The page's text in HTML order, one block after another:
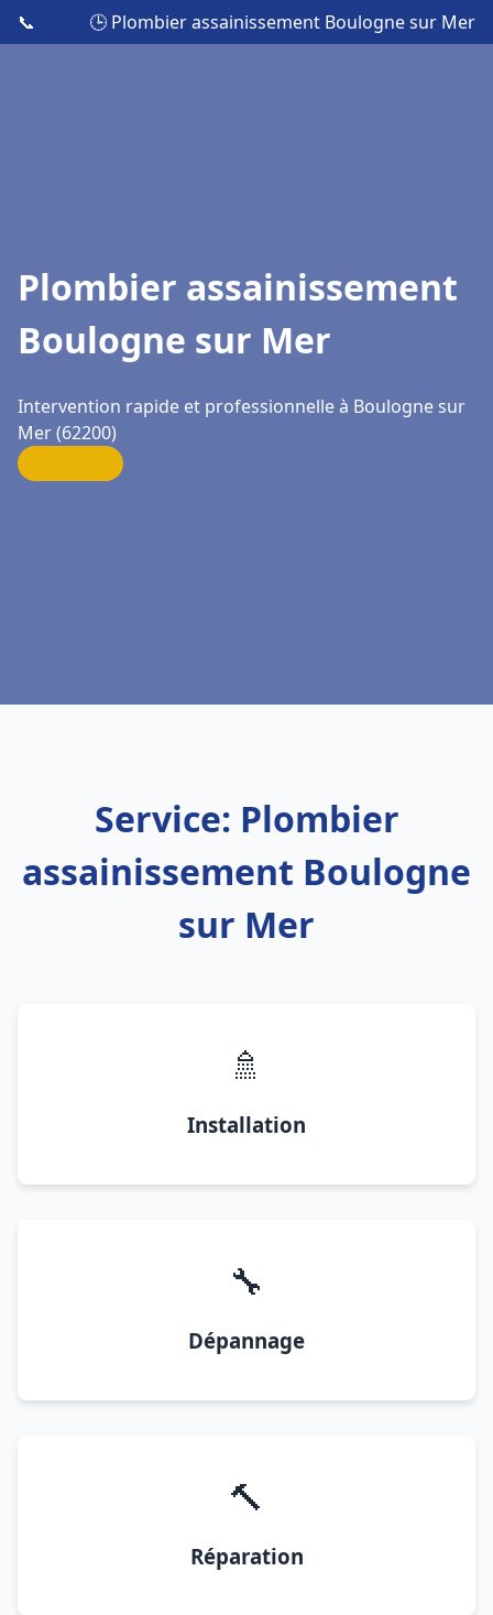
📞 🕒 Plombier assainissement Boulogne sur Mer
Plombier assainissement
Boulogne sur Mer
Intervention rapide et professionnelle à Boulogne sur
Mer (62200)
Service: Plombier
assainissement Boulogne
sur Mer
🚿
Installation
🔧
Dépannage
🔨
Réparation